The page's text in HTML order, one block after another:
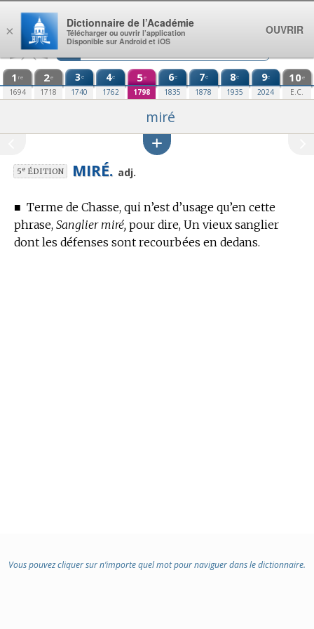
Aller au contenu
1 re
1694
2e
1718
3e
1740
4e
1762
5e
1798
6e
1835
7e
1878
8e
1935
9e
2024
10e
E.C.
miré
5eÉDITION MIRÉ. adj.
■ Terme de Chasse, qui n’est d’usage qu’en cette
phrase, Sanglier miré, pour dire, Un vieux sanglier
dont les défenses sont recourbées en dedans.
Vous pouvez cliquer sur n’importe quel mot pour naviguer dans le dictionnaire.
×
Dictionnaire de l’Académie
Télécharger ou ouvrir l’application
Disponible sur Android et iOS
OUVRIR